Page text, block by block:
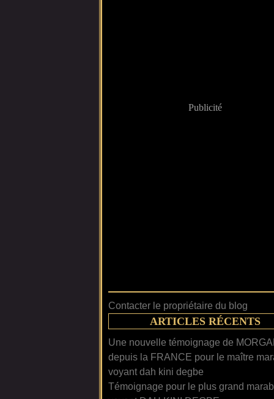
Publicité
Contacter le propriétaire du blog
ARTICLES RÉCENTS
Une nouvelle témoignage de
depuis la FRANCE pour le maître
voyant dah kini degbe
Témoignage pour le plus grand